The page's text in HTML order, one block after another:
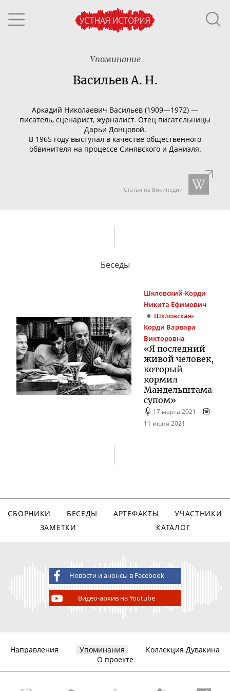
Упоминание
Васильев А. Н.
Аркадий Николаевич Васильев (1909—1972) —
писатель, сценарист, журналист. Отец писательницы
Дарьи Донцовой.
В 1965 году выступал в качестве общественного
обвинителя на процессе Синявского и Даниэля.
Статья на Википедии
Беседы
Шкловский-Корди
Никита Ефимович
Шкловская-
Корди Варвара
Викторовна
«Я последний
живой человек,
который
кормил
Мандельштама
супом»
17 марта 2021
11 июня 2021
СБОРНИКИ БЕСЕДЫ АРТЕФАКТЫ
УЧАСТНИКИ
ЗАМЕТКИ
КАТАЛОГ
Новости и анонсы в Facebook
Видео-архив на Youtube
Направления Упоминания
Коллекция Дувакина
О проекте